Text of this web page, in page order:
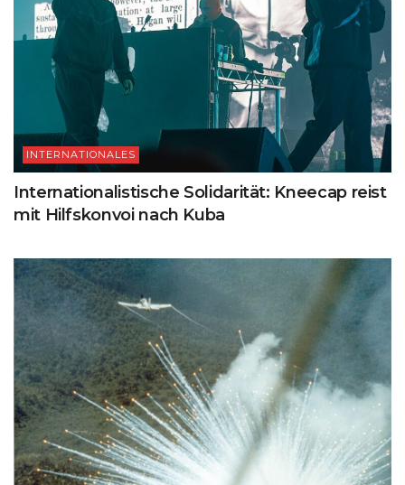
INTERNATIONALES
Internationalistische Solidarität: Kneecap reist
mit Hilfskonvoi nach Kuba